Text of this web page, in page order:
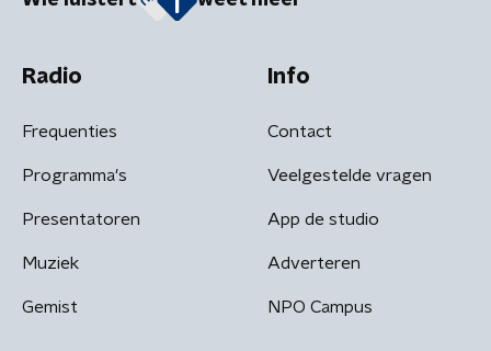
Radio
Frequenties
Programma's
Presentatoren
Muziek
Gemist
Info
Contact
Veelgestelde vragen
App de studio
Adverteren
NPO Campus